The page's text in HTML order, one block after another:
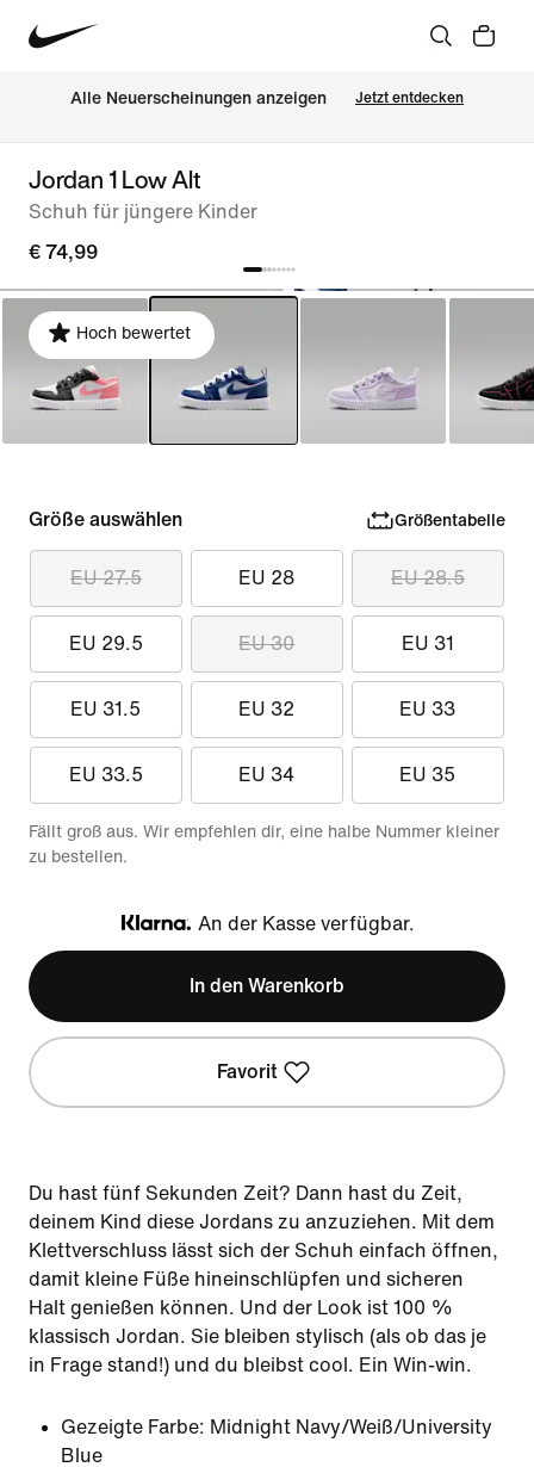
Alle Neuerscheinungen anzeigen Jetzt entdecken
Jordan 1 Low Alt
Schuh für jüngere Kinder
€ 74,99
Hoch bewertet
Größe auswählen Größentabelle
EU 27.5 EU 28 EU 28.5
EU 29.5 EU 30 EU 31
EU 31.5 EU 32 EU 33
EU 33.5 EU 34 EU 35
Fällt groß aus. Wir empfehlen dir, eine halbe Nummer kleiner
zu bestellen.
Klarna
An der Kasse verfügbar.
In den Warenkorb
Favorit
Du hast fünf Sekunden Zeit? Dann hast du Zeit,
deinem Kind diese Jordans zu anzuziehen. Mit dem
Klettverschluss lässt sich der Schuh einfach öffnen,
damit kleine Füße hineinschlüpfen und sicheren
Halt genießen können. Und der Look ist 100 %
klassisch Jordan. Sie bleiben stylisch (als ob das je
in Frage stand!) und du bleibst cool. Ein Win-win.
Gezeigte Farbe: Midnight Navy/Weiß/University
Blue